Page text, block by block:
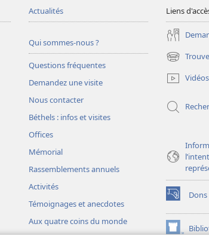
Actualités
Qui sommes-nous ?
Questions fréquentes
Demandez une visite
Nous contacter
Béthels : infos et visites
Offices
Mémorial
Rassemblements annuels
Activités
Témoignages et anecdotes
Aux quatre coins du monde
Liens
(ouvre
une
nouvelle
Vidéos
Dons
(ouvre
une
nouvelle
fenêtre)
(ouvre